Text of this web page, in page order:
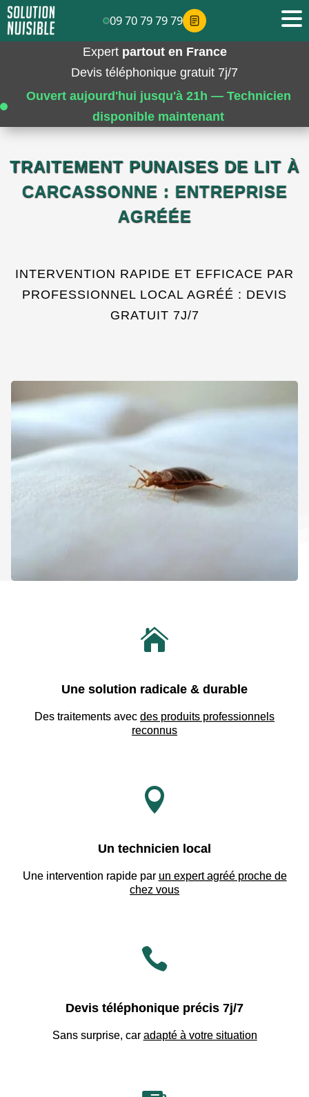
Expert partout en France
Devis téléphonique gratuit 7j/7
Ouvert aujourd'hui jusqu'à 21h — Technicien
disponible maintenant
TRAITEMENT PUNAISES DE LIT À
CARCASSONNE : ENTREPRISE
AGRÉÉE
INTERVENTION RAPIDE ET EFFICACE PAR
PROFESSIONNEL LOCAL AGRÉÉ : DEVIS
GRATUIT 7J/7

Une solution radicale & durable
Des traitements avec des produits professionnels
reconnus

Un technicien local
Une intervention rapide par un expert agréé proche de
chez vous

Devis téléphonique précis 7j/7
Sans surprise, car adapté à votre situation
09 70 79 79 79